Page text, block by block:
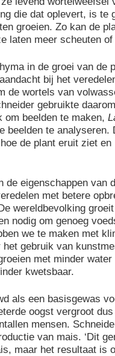
die dat oplevert, is te
groeien. Zo kan de
laten meer scheuten of
in de groei van de
bij het
de wortels van
gebruikte
om beelden te maken,
beelden te analyseren.
de plant eruit ziet en
de eigenschappen van
met betere
wereldbevolking
nodig om genoeg
we te maken met
gebruik van
met minder water
kwetsbaar.
als een basisgewas
oogst vergroot
mensen.
van mais. ‘Dit
maar het resultaat is